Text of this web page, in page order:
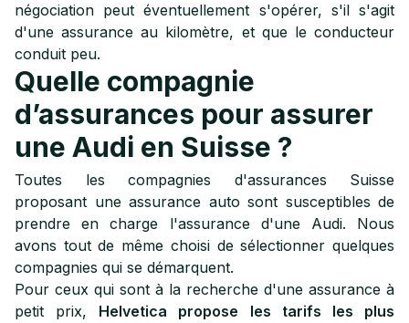
négociation peut éventuellement s'opérer, s'il s'agit
d'une assurance au kilomètre, et que le conducteur
conduit peu.
Quelle compagnie
d’assurances pour assurer
une Audi en Suisse ?
Toutes les compagnies d'assurances Suisse
proposant une assurance auto sont susceptibles de
prendre en charge l'assurance d'une Audi. Nous
avons tout de même choisi de sélectionner quelques
compagnies qui se démarquent.
Pour ceux qui sont à la recherche d'une assurance à
petit prix, Helvetica propose les tarifs les plus